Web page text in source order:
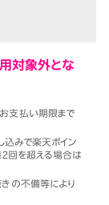
対象外とな
支払い期限まで
込みで楽天ポイン
2回を超える場合は
の不備等により